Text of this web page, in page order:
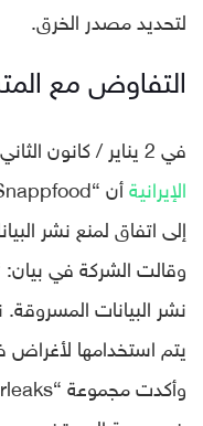
لتحديد مصدر الخرق.
التفاوض مع
في 2 يناير / كانون الثاني 2024،
الإيرانية
إلى اتفاق لمنع نشر
وقالت الشركة في
نشر البيانات المسروقة.
يتم استخدامها لأغراض